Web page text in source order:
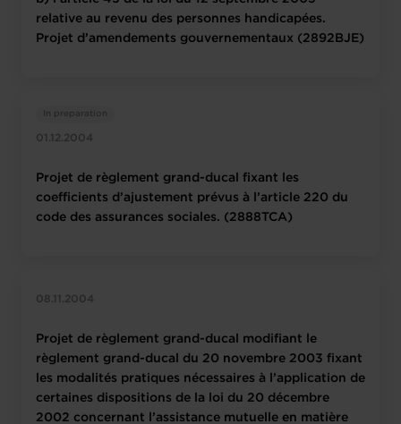
relative au revenu des personnes handicapées.
Projet d’amendements gouvernementaux (2892BJE)
01.12.2004
In preparation
Projet de règlement grand-ducal fixant les
coefficients d’ajustement prévus à l’article 220 du
code des assurances sociales. (2888TCA)
08.11.2004
Projet de règlement grand-ducal modifiant le
règlement grand-ducal du 20 novembre 2003 fixant
les modalités pratiques nécessaires à l’application de
certaines dispositions de la loi du 20 décembre
2002 concernant l’assistance mutuelle en matière